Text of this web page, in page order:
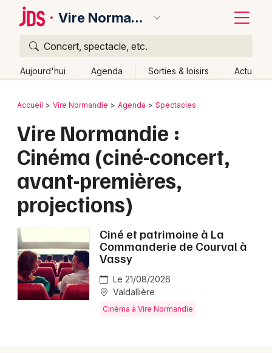
Vire Normandie
Concert, spectacle, etc.
Aujourd'hui Agenda Sorties & loisirs Actu
Publier un événement
Grands événements
Activité & Expérience
Manifestations
Foires & salons
Spectacles
Bordeaux
Colmar
Lille
Lyon
Marseille
Mulhouse
Montpellier
Nantes
Retour
Accueil Vire Normandie Agenda Spectacles
Vire Normandie :
Cinéma (ciné-concert,
avant-premières,
projections)
Ciné et patrimoine à La
Commanderie de Courval à
Vassy
Le 21/08/2026
Valdallière
Cinéma à Vire Normandie
Quoi ?
Où ?
Basse-Normandie
Partout
Près de moi
Changer de lieu
Quand ?
Aujourd'hui
Demain Ce week-end